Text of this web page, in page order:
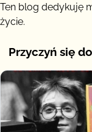
Ten blog dedykuję
życie.
Przyczyń się